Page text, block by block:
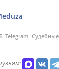
Telegram Судебные